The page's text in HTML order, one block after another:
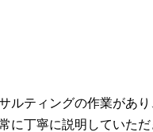
ルティングの作業があ
に丁寧に説明していただ